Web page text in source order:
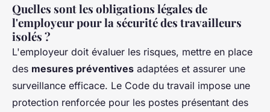
Quelles sont les obligations légales de
l'employeur pour la sécurité des travailleurs
isolés ?
L'employeur doit évaluer les risques, mettre en place
des mesures préventives adaptées et assurer une
surveillance efficace. Le Code du travail impose une
protection renforcée pour les postes présentant des